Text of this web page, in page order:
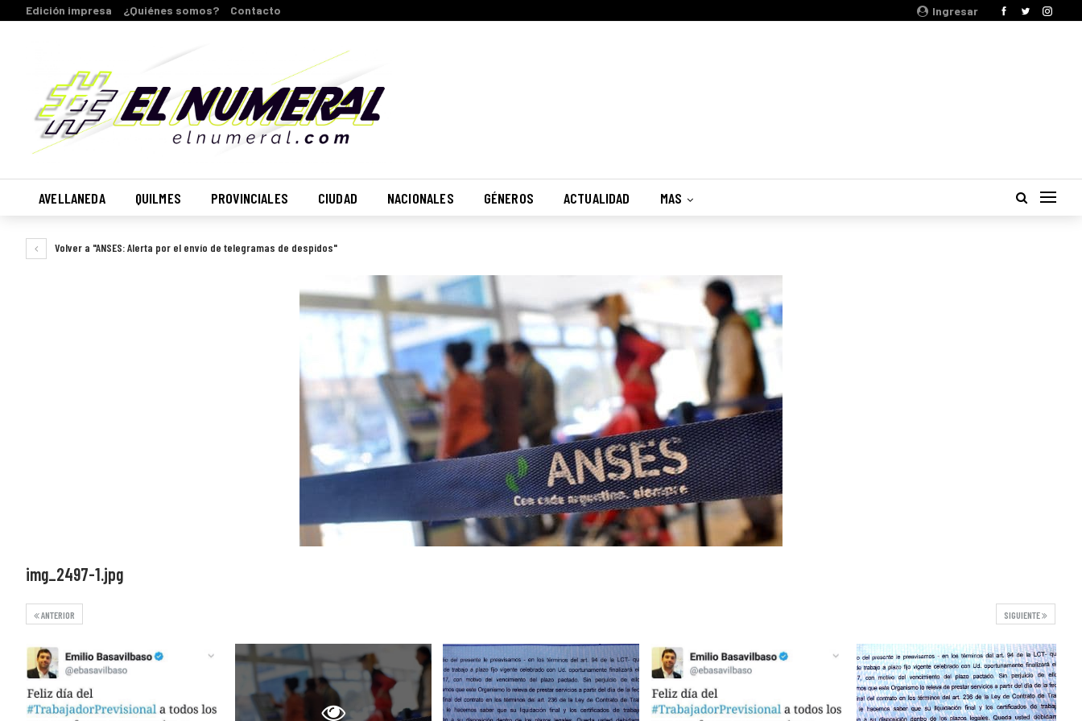
Ingresar
Edición impresa ¿Quiénes somos? Contacto
AVELLANEDA QUILMES PROVINCIALES CIUDAD NACIONALES GÉNEROS ACTUALIDAD MAS
Volver a "ANSES: Alerta por el envío de telegramas de despidos"
img_2497-1.jpg
SIGUIENTE
ANTERIOR